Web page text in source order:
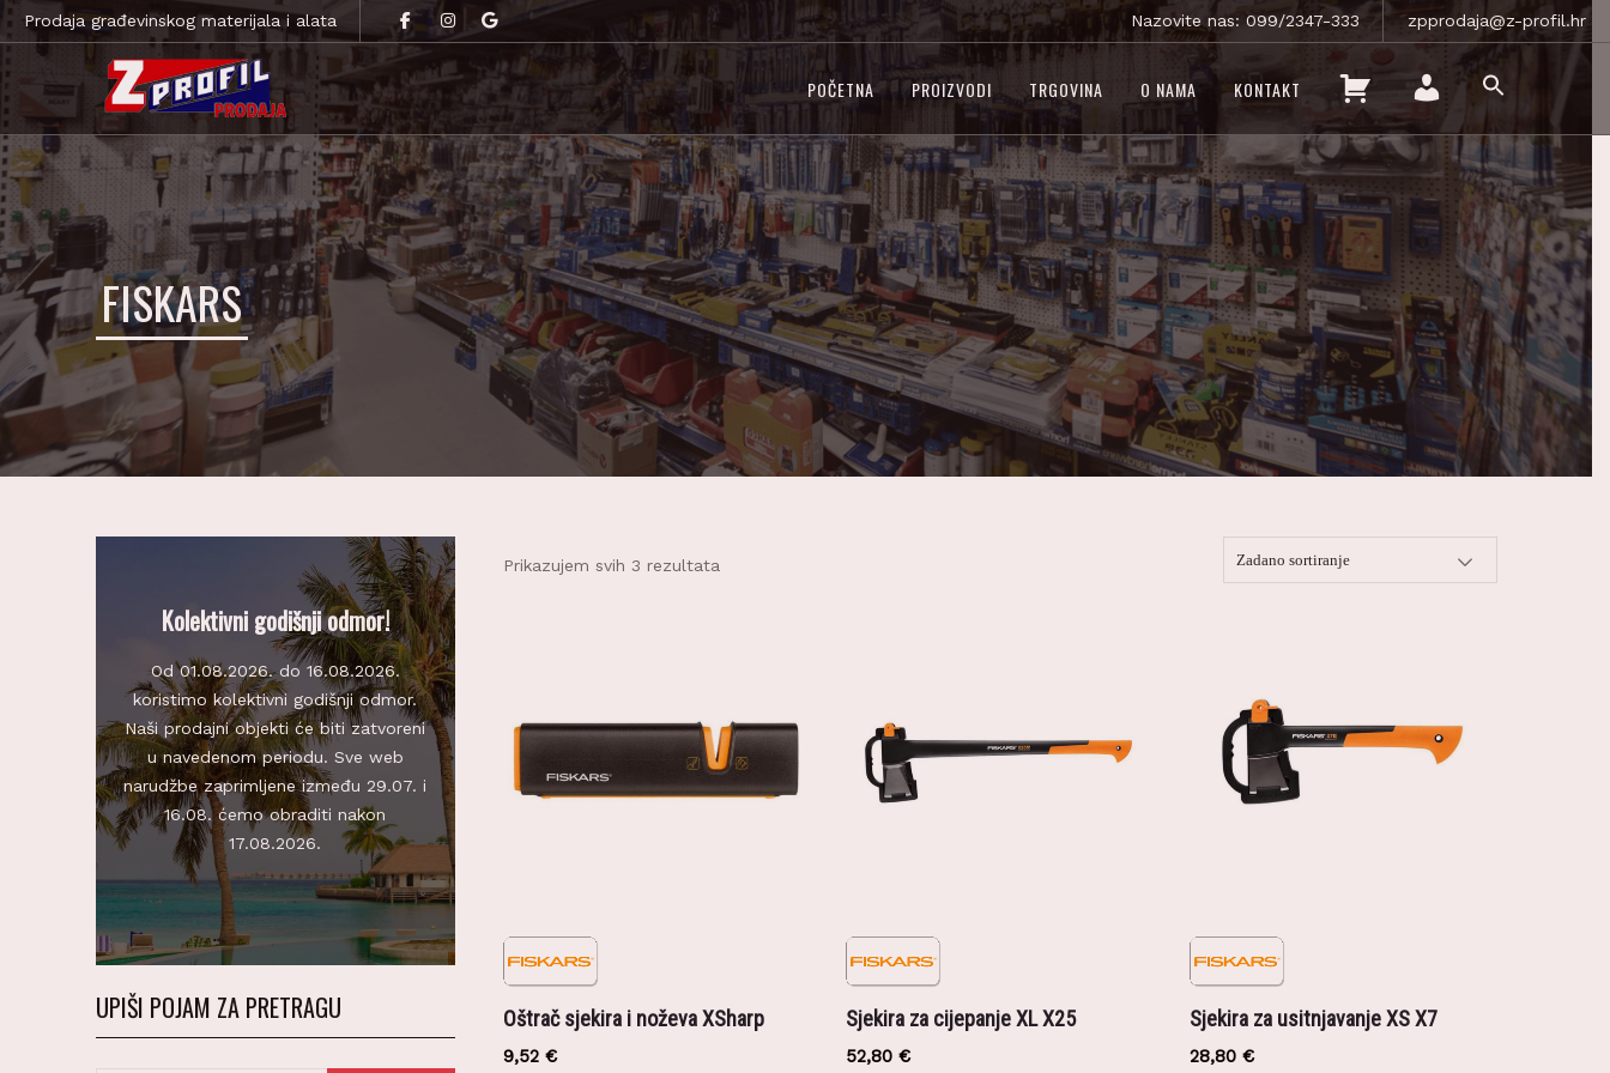
Prodaja građevinskog materijala i alata Nazovite nas: 099/2347-333 zpprodaja@z-profil.hr
POČETNA PROIZVODI TRGOVINA O NAMA KONTAKT
Š
A
R
I
A
O
J
R
A
U
N
FISKARS
Prikazujem svih 3 rezultata
Oštrač sjekira i noževa XSharp
9,52 €
Sjekira za cijepanje XL X25
52,80€
Sjekira za usitnjavanje XS X7
28,80 €
Kolektivni godišnji odmor!
Od 01.08.2026. do 16.08.2026.
koristimo kolektivni godišnji odmor.
Naši prodajni objekti će biti zatvoreni
u navedenom periodu. Sve web
narudžbe zaprimljene između 29.07. i
16.08. ćemo obraditi nakon
17.08.2026.
UPIŠI POJAM ZA PRETRAGU